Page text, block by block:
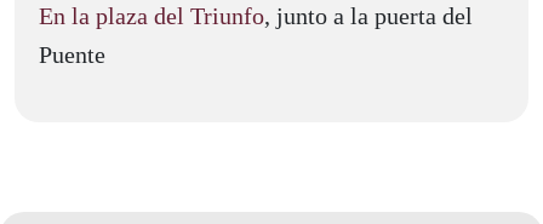
En la plaza del Triunfo, junto a la puerta del
Puente